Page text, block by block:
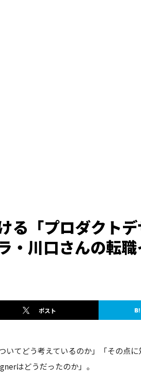
る「プロダクトデ
・川口さんの転
ポスト
いてどう考えているのか」「その点
はどうだったのか」。